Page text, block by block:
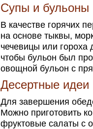
Супы и бульоны
В качестве горячих
на основе тыквы,
чечевицы или
чтобы бульон был
овощной бульон с
Десертные идеи
Для завершения
Можно приготовить
фруктовые салаты с